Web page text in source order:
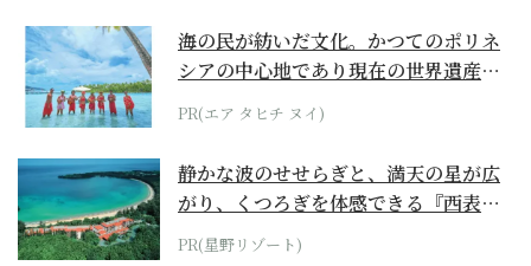
海の民が紡いだ文化。かつてのポリネ
シアの中心地であり現在の世界遺産か
らみえてくる...
PR(エア タヒチ ヌイ)
静かな波のせせらぎと、満天の星が広
がり、くつろぎを体感できる『西表島
ホテル by...
PR(星野リゾート)